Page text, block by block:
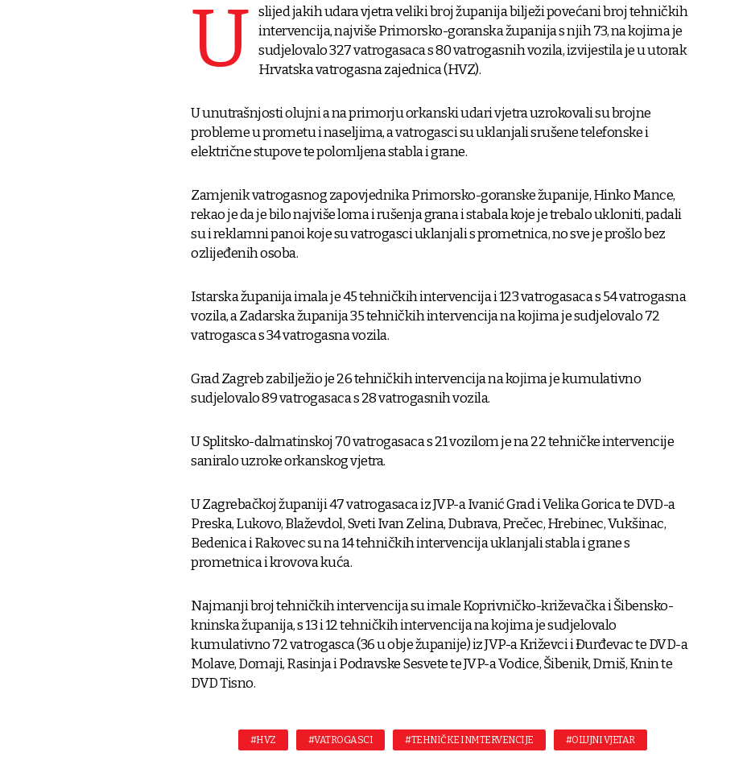
U slijed jakih udara vjetra veliki broj županija bilježi povećani broj tehničkih
intervencija, najviše Primorsko-goranska županija s njih 73, na kojima je
sudjelovalo 327 vatrogasaca s 80 vatrogasnih vozila, izvijestila je u utorak
Hrvatska vatrogasna zajednica (HVZ).
U unutrašnjosti olujni a na primorju orkanski udari vjetra uzrokovali su brojne
probleme u prometu i naseljima, a vatrogasci su uklanjali srušene telefonske i
električne stupove te polomljena stabla i grane.
Zamjenik vatrogasnog zapovjednika Primorsko-goranske županije, Hinko Mance,
rekao je da je bilo najviše loma i rušenja grana i stabala koje je trebalo ukloniti, padali
su i reklamni panoi koje su vatrogasci uklanjali s prometnica, no sve je prošlo bez
ozlijeđenih osoba.
Istarska županija imala je 45 tehničkih intervencija i 123 vatrogasaca s 54 vatrogasna
vozila, a Zadarska županija 35 tehničkih intervencija na kojima je sudjelovalo 72
vatrogasca s 34 vatrogasna vozila.
Grad Zagreb zabilježio je 26 tehničkih intervencija na kojima je kumulativno
sudjelovalo 89 vatrogasaca s 28 vatrogasnih vozila.
U Splitsko-dalmatinskoj 70 vatrogasaca s 21 vozilom je na 22 tehničke intervencije
saniralo uzroke orkanskog vjetra.
U Zagrebačkoj županiji 47 vatrogasaca iz JVP-a Ivanić Grad i Velika Gorica te DVD-a
Preska, Lukovo, Blaževdol, Sveti Ivan Zelina, Dubrava, Prečec, Hrebinec, Vukšinac,
Bedenica i Rakovec su na 14 tehničkih intervencija uklanjali stabla i grane s
prometnica i krovova kuća.
Najmanji broj tehničkih intervencija su imale Koprivničko-križevačka i Šibensko-
kninska županija, s 13 i 12 tehničkih intervencija na kojima je sudjelovalo
kumulativno 72 vatrogasca (36 u obje županije) iz JVP-a Križevci i Đurđevac te DVD-a
Molave, Domaji, Rasinja i Podravske Sesvete te JVP-a Vodice, Šibenik, Drniš, Knin te
DVD Tisno.
#HVZ #VATROGASCI #TEHNIČKE INMTERVENCIJE #OLUJNI VJETAR